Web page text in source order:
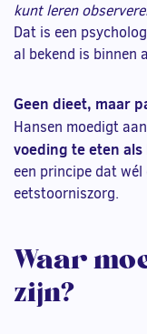
kunt leren
Dat is een
al bekend is binnen
Geen dieet, maar
Hansen moedigt
voeding te eten als
een principe dat
eetstoorniszorg.
Waar
zijn?